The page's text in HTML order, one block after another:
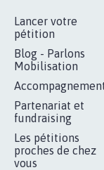
Lancer votre
pétition
Blog - Parlons
Mobilisation
Partenariat et
fundraising
Les pétitions
proches de chez
vous